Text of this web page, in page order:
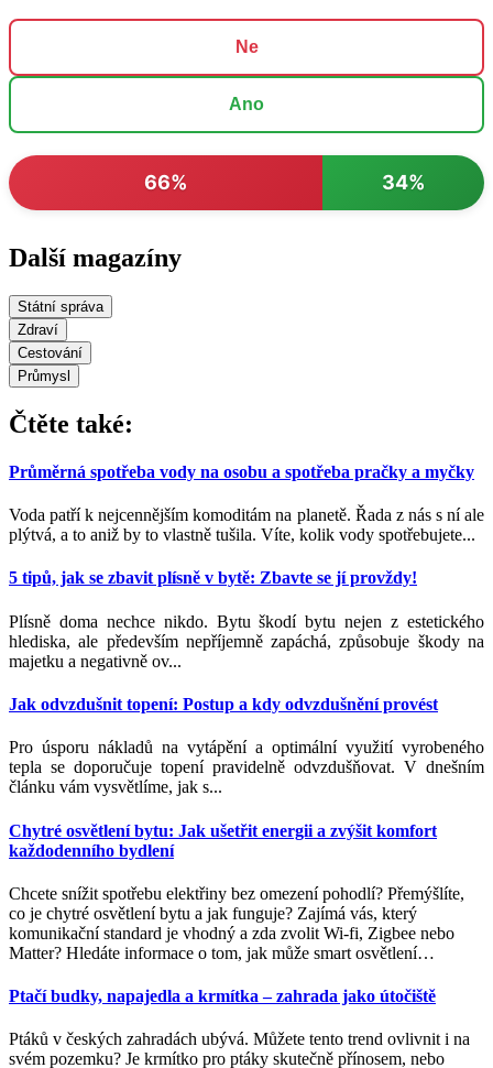
Ne
Ano
66% 34%
Další magazíny
Státní správa
Zdraví
Cestování
Průmysl
Čtěte také:
Průměrná spotřeba vody na osobu a spotřeba pračky a myčky
Voda patří k nejcennějším komoditám na planetě. Řada z nás s ní ale
plýtvá, a to aniž by to vlastně tušila. Víte, kolik vody spotřebujete...
5 tipů, jak se zbavit plísně v bytě: Zbavte se jí provždy!
Plísně doma nechce nikdo. Bytu škodí bytu nejen z estetického
hlediska, ale především nepříjemně zapáchá, způsobuje škody na
majetku a negativně ov...
Jak odvzdušnit topení: Postup a kdy odvzdušnění provést
Pro úsporu nákladů na vytápění a optimální využití vyrobeného
tepla se doporučuje topení pravidelně odvzdušňovat. V dnešním
článku vám vysvětlíme, jak s...
Chytré osvětlení bytu: Jak ušetřit energii a zvýšit komfort
každodenního bydlení
Chcete snížit spotřebu elektřiny bez omezení pohodlí? Přemýšlíte,
co je chytré osvětlení bytu a jak funguje? Zajímá vás, který
komunikační standard je vhodný a zda zvolit Wi-fi, Zigbee nebo
Matter? Hledáte informace o tom, jak může smart osvětlení…
Ptačí budky, napajedla a krmítka – zahrada jako útočiště
Ptáků v českých zahradách ubývá. Můžete tento trend ovlivnit i na
svém pozemku? Je krmítko pro ptáky skutečně přínosem, nebo